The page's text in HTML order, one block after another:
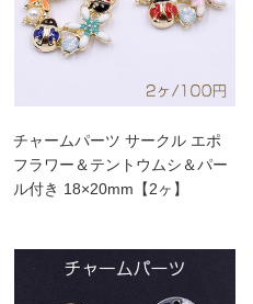
チャームパーツ サークル エポ
フラワー＆テントウムシ＆パー
ル付き 18×20mm【2ヶ】